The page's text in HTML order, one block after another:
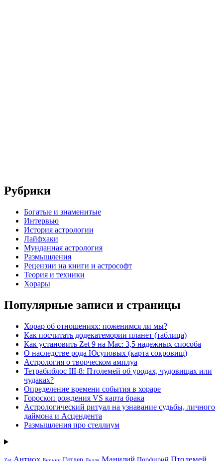
Рубрики
Богатые и знаменитые
Интервью
История астрологии
Лайфхаки
Мунданная астрология
Размышления
Рецензии на книги и астрософт
Теория и техники
Хорары
Популярные записи и страницы
Хорар об отношениях: поженимся ли мы?
Как посчитать додекатемории планет (таблица)
Как установить Zet 9 на Mac: 3,5 надежных способа
О наследстве рода Юсуповых (карта сокровищ)
Астрология о творческом амплуа
Тетрабиблос III-8: Птолемей об уродах, чудовищах или
чудаках?
Определение времени события в хораре
Гороскоп рождения VS карта брака
Астрологический ритуал на узнавание судьбы, личного
даймона и Асцендента
Размышления про стеллиум